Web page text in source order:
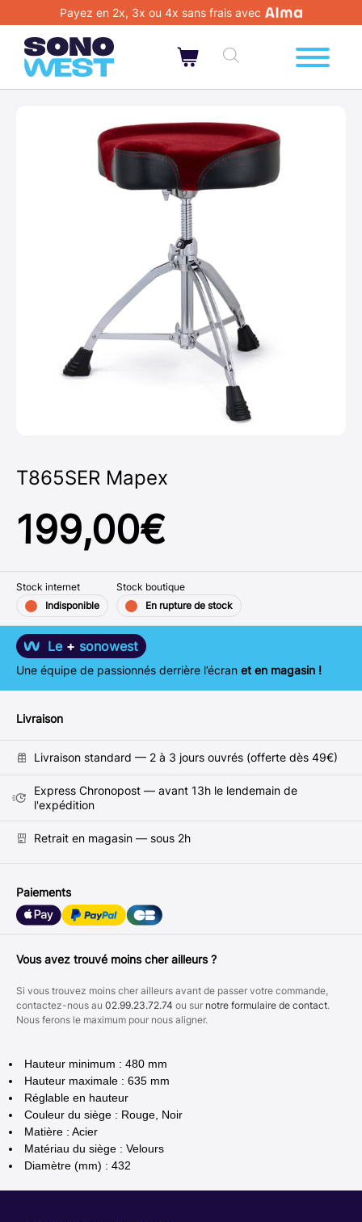
Payez en 2x, 3x ou 4x sans frais avec
T865SER Mapex
199,00€
Stock internet
Indisponible
Stock boutique
En rupture de stock
Le + sonowest
Une équipe de passionnés derrière l’écran et en magasin !
Livraison
Livraison standard — 2 à 3 jours ouvrés (offerte dès 49€)
Express Chronopost — avant 13h le lendemain de
l'expédition
Retrait en magasin — sous 2h
Paiements
Vous avez trouvé moins cher ailleurs ?
Si vous trouvez moins cher ailleurs avant de passer votre commande,
contactez-nous au 02.99.23.72.74 ou sur notre formulaire de contact.
Nous ferons le maximum pour nous aligner.
Hauteur minimum : 480 mm
Hauteur maximale : 635 mm
Réglable en hauteur
Couleur du siège : Rouge, Noir
Matière : Acier
Matériau du siège : Velours
Diamètre (mm) : 432